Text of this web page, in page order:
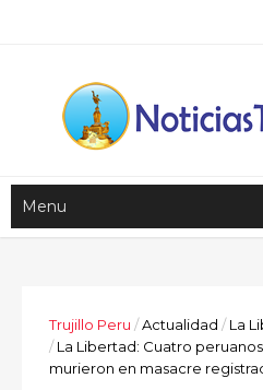
Trujillo Peru /Actualidad / La
/ La Libertad: Cuatro
murieron en masacre